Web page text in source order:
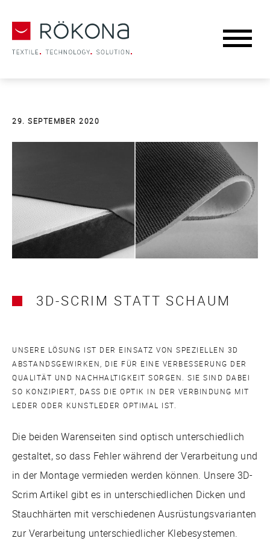
29. SEPTEMBER 2020
3D-SCRIM STATT SCHAUM
UNSERE LÖSUNG IST DER EINSATZ VON SPEZIELLEN 3D
ABSTANDSGEWIRKEN, DIE FÜR EINE VERBESSERUNG DER
QUALITÄT UND NACHHALTIGKEIT SORGEN. SIE SIND DABEI
SO KONZIPIERT, DASS DIE OPTIK IN DER VERBINDUNG MIT
LEDER ODER KUNSTLEDER OPTIMAL IST.
Die beiden Warenseiten sind optisch unterschiedlich
gestaltet, so dass Fehler während der Verarbeitung und
in der Montage vermieden werden können. Unsere 3D-
Scrim Artikel gibt es in unterschiedlichen Dicken und
Stauchhärten mit verschiedenen Ausrüstungsvarianten
zur Verarbeitung unterschiedlicher Klebesystemen.